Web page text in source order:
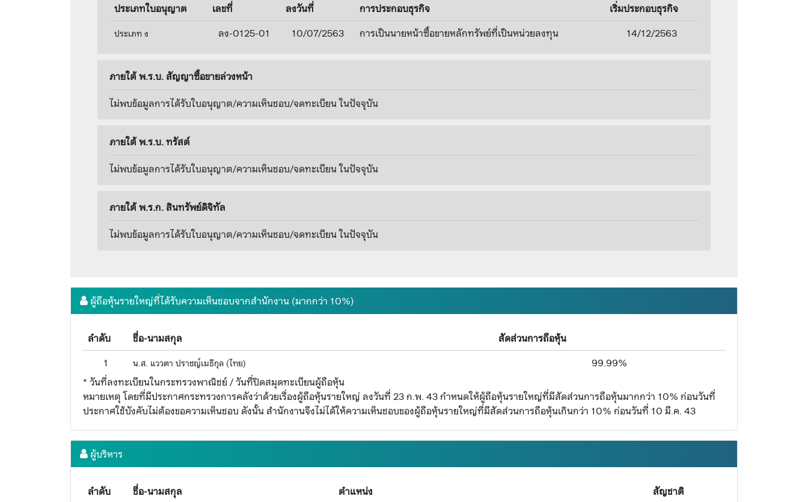
ประเภทใบอนุญาต เลขที่ ลงวันที่ การประกอบธุรกิจ เริ่มประกอบธุรกิจ
ประเภท ง ลง-0125-01 10/07/2563 การเป็นนายหน้าซื้อขายหลักทรัพย์ที่เป็นหน่วยลงทุน 14/12/2563
ภายใต้ พ.ร.บ. สัญญาซื้อขายล่วงหน้า
ไม่พบข้อมูลการได้รับใบอนุญาต/ความเห็นชอบ/จดทะเบียน ในปัจจุบัน
ภายใต้ พ.ร.บ. ทรัสต์
ไม่พบข้อมูลการได้รับใบอนุญาต/ความเห็นชอบ/จดทะเบียน ในปัจจุบัน
ภายใต้ พ.ร.ก. สินทรัพย์ดิจิทัล
ไม่พบข้อมูลการได้รับใบอนุญาต/ความเห็นชอบ/จดทะเบียน ในปัจจุบัน
ผู้ถือหุ้นรายใหญ่ที่ได้รับความเห็นชอบจากสำนักงาน (มากกว่า 10%)
ลำดับ ชื่อ-นามสกุล
สัดส่วนการถือหุ้น
1
น.ส. แววตา ปราชญ์เมธีกุล (ไทย)
99.99%
* วันที่ลงทะเบียนในกระทรวงพาณิชย์ / วันที่ปิดสมุดทะเบียนผู้ถือหุ้น
หมายเหตุ โดยที่มีประกาศกระทรวงการคลังว่าด้วยเรื่องผู้ถือหุ้นรายใหญ่ ลงวันที่ 23 ก.พ. 43 กำหนดให้ผู้ถือหุ้นรายใหญ่ที่มีสัดส่วนการถือหุ้นมากกว่า 10% ก่อนวันที่
ประกาศใช้บังคับไม่ต้องขอความเห็นชอบ ดังนั้น สำนักงานจึงไม่ได้ให้ความเห็นชอบของผู้ถือหุ้นรายใหญ่ที่มีสัดส่วนการถือหุ้นเกินกว่า 10% ก่อนวันที่ 10 มี.ค. 43
ผู้บริหาร
ลำดับ ชื่อ-นามสกุล ตำแหน่ง
สัญชาติ